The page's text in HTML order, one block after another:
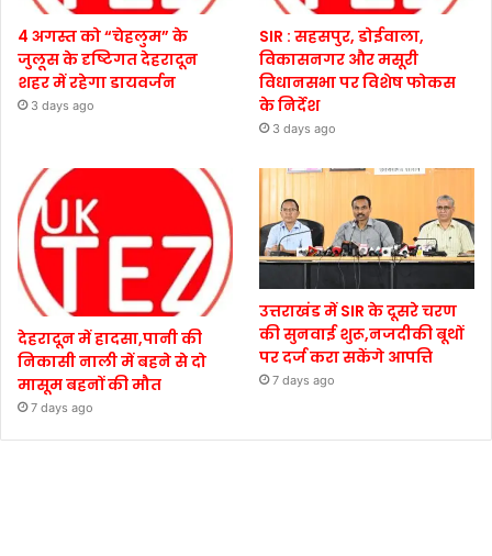
4 अगस्त को “चेहलुम” के
जुलूस के दृष्टिगत देहरादून
शहर में रहेगा डायवर्जन
3 days ago
SIR : सहसपुर, डोईवाला,
विकासनगर और मसूरी
विधानसभा पर विशेष फोकस
के निर्देश
3 days ago
देहरादून में हादसा,पानी की
निकासी नाली में बहने से दो
मासूम बहनों की मौत
7 days ago
उत्तराखंड में SIR के दूसरे चरण
की सुनवाई शुरू,नजदीकी बूथों
पर दर्ज करा सकेंगे आपत्ति
7 days ago